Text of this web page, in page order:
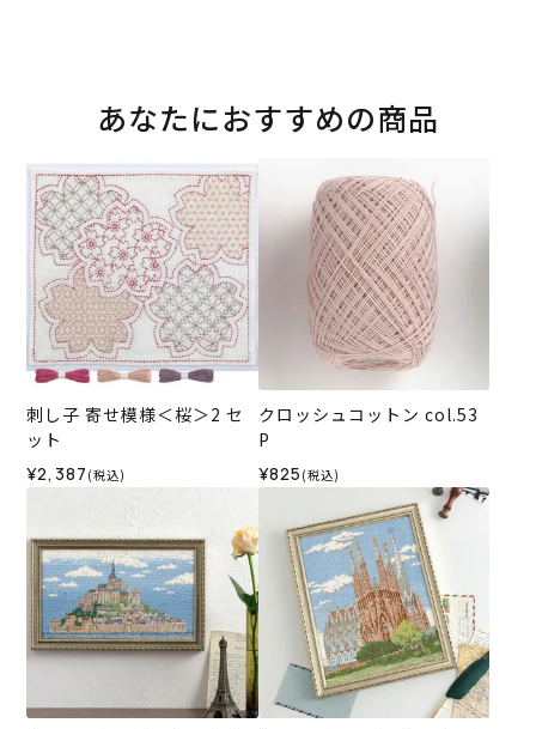
あなたにおすすめの商品
刺し子 寄せ模様＜桜＞2 セ
ット
¥2,387 (税込)
クロッシュコットン col.53
P
¥825 (税込)